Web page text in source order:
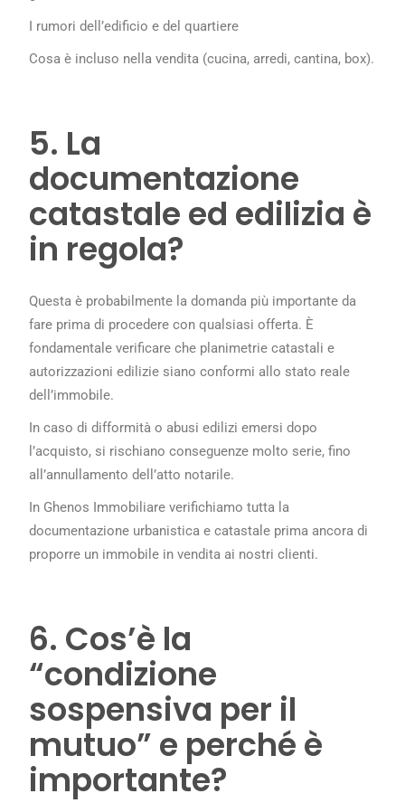
I rumori dell’edificio e del quartiere
Cosa è incluso nella vendita (cucina, arredi, cantina, box).
5. La
documentazione
catastale ed edilizia è
in regola?
Questa è probabilmente la domanda più importante da
fare prima di procedere con qualsiasi offerta. È
fondamentale verificare che planimetrie catastali e
autorizzazioni edilizie siano conformi allo stato reale
dell’immobile.
In caso di difformità o abusi edilizi emersi dopo
l’acquisto, si rischiano conseguenze molto serie, fino
all’annullamento dell’atto notarile.
In Ghenos Immobiliare verifichiamo tutta la
documentazione urbanistica e catastale prima ancora di
proporre un immobile in vendita ai nostri clienti.
6. Cos’è la
“condizione
sospensiva per il
mutuo” e perché è
importante?